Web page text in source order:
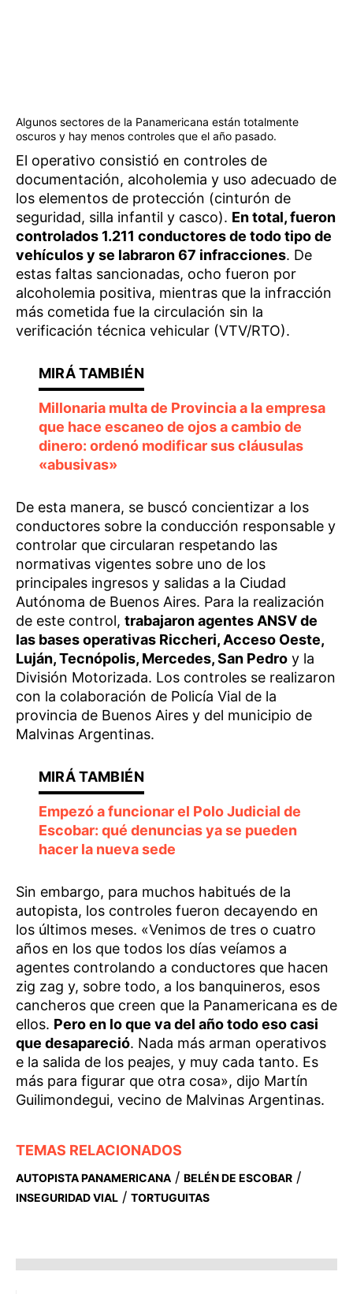
Algunos sectores de la Panamericana están totalmente
oscuros y hay menos controles que el año pasado.
El operativo consistió en controles de
documentación, alcoholemia y uso adecuado de
los elementos de protección (cinturón de
seguridad, silla infantil y casco). En total, fueron
controlados 1.211 conductores de todo tipo de
vehículos y se labraron 67 infracciones. De
estas faltas sancionadas, ocho fueron por
alcoholemia positiva, mientras que la infracción
más cometida fue la circulación sin la
verificación técnica vehicular (VTV/RTO).
Millonaria multa de Provincia a la empresa
que hace escaneo de ojos a cambio de
dinero: ordenó modificar sus cláusulas
«abusivas»
De esta manera, se buscó concientizar a los
conductores sobre la conducción responsable y
controlar que circularan respetando las
normativas vigentes sobre uno de los
principales ingresos y salidas a la Ciudad
Autónoma de Buenos Aires. Para la realización
de este control, trabajaron agentes ANSV de
las bases operativas Riccheri, Acceso Oeste,
Luján, Tecnópolis, Mercedes, San Pedro y la
División Motorizada. Los controles se realizaron
con la colaboración de Policía Vial de la
provincia de Buenos Aires y del municipio de
Malvinas Argentinas.
Empezó a funcionar el Polo Judicial de
Escobar: qué denuncias ya se pueden
hacer la nueva sede
Sin embargo, para muchos habitués de la
autopista, los controles fueron decayendo en
los últimos meses. «Venimos de tres o cuatro
años en los que todos los días veíamos a
agentes controlando a conductores que hacen
zig zag y, sobre todo, a los banquineros, esos
cancheros que creen que la Panamericana es de
ellos. Pero en lo que va del año todo eso casi
que desapareció. Nada más arman operativos
e la salida de los peajes, y muy cada tanto. Es
más para figurar que otra cosa», dijo Martín
Guilimondegui, vecino de Malvinas Argentinas.
TEMAS RELACIONADOS
AUTOPISTA PANAMERICANA / BELÉN DE ESCOBAR /
INSEGURIDAD VIAL / TORTUGUITAS